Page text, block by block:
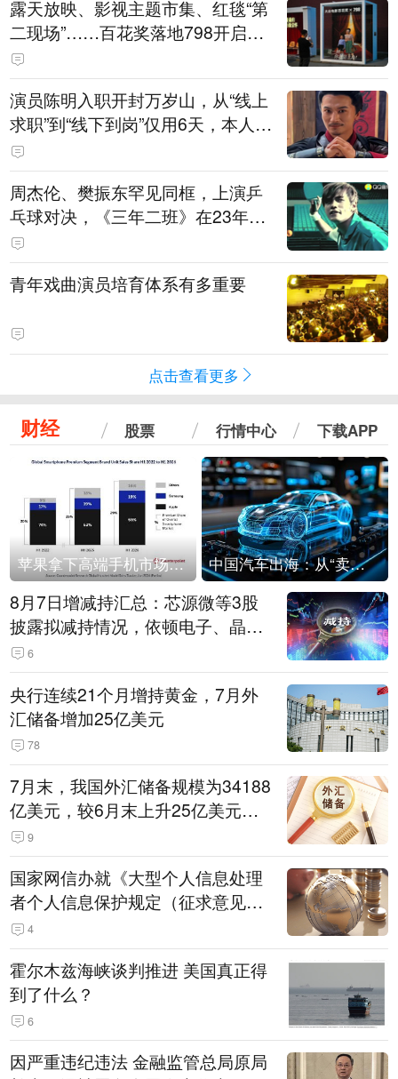
露天放映、影视主题市集、红毯“第
二现场”……百花奖落地798开启城
市文化体验新场景
演员陈明入职开封万岁山，从“线上
求职”到“线下到岗”仅用6天，本人发
声
周杰伦、樊振东罕见同框，上演乒
乓球对决，《三年二班》在23年后
迎来了最权威的“男主角”
青年戏曲演员培育体系有多重要
点击查看更多
财经 股票 行情中心 下载APP
苹果拿下高端手机市场65%的份额：iPhone 17系列功不可没 中国汽车出海：从“卖出去”到“走进去”
8月7日增减持汇总：芯源微等3股
披露拟减持情况，依顿电子、晶华
微拟增持（表）
6
央行连续21个月增持黄金，7月外
汇储备增加25亿美元
78
7月末，我国外汇储备规模为34188
亿美元，较6月末上升25亿美元，
升幅为0.07%
9
国家网信办就《大型个人信息处理
者个人信息保护规定（征求意见
稿）》公开征求意见
4
霍尔木兹海峡谈判推进 美国真正得
到了什么？
6
因严重违纪违法 金融监管总局原局